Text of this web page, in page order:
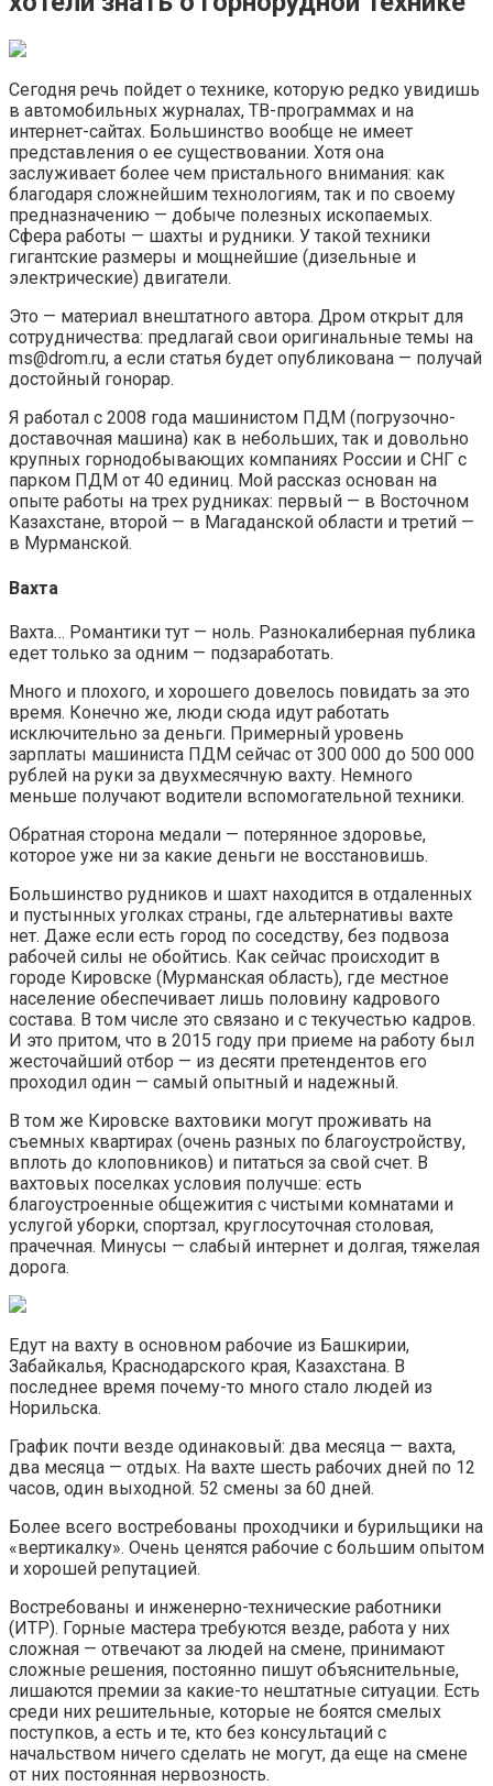
Сегодня речь пойдет о технике, которую редко увидишь
в автомобильных журналах, ТВ-программах и на
интернет-сайтах. Большинство вообще не имеет
представления о ее существовании. Хотя она
заслуживает более чем пристального внимания: как
благодаря сложнейшим технологиям, так и по своему
предназначению — добыче полезных ископаемых.
Сфера работы — шахты и рудники. У такой техники
гигантские размеры и мощнейшие (дизельные и
электрические) двигатели.
Это — материал внештатного автора. Дром открыт для
сотрудничества: предлагай свои оригинальные темы на
ms@drom.ru, а если статья будет опубликована — получай
достойный гонорар.
Я работал с 2008 года машинистом ПДМ (погрузочно-
доставочная машина) как в небольших, так и довольно
крупных горнодобывающих компаниях России и СНГ с
парком ПДМ от 40 единиц. Мой рассказ основан на
опыте работы на трех рудниках: первый — в Восточном
Казахстане, второй — в Магаданской области и третий —
в Мурманской.
Вахта
Вахта… Романтики тут — ноль. Разнокалиберная публика
едет только за одним — подзаработать.
Много и плохого, и хорошего довелось повидать за это
время. Конечно же, люди сюда идут работать
исключительно за деньги. Примерный уровень
зарплаты машиниста ПДМ сейчас от 300 000 до 500 000
рублей на руки за двухмесячную вахту. Немного
меньше получают водители вспомогательной техники.
Обратная сторона медали — потерянное здоровье,
которое уже ни за какие деньги не восстановишь.
Большинство рудников и шахт находится в отдаленных
и пустынных уголках страны, где альтернативы вахте
нет. Даже если есть город по соседству, без подвоза
рабочей силы не обойтись. Как сейчас происходит в
городе Кировске (Мурманская область), где местное
население обеспечивает лишь половину кадрового
состава. В том числе это связано и с текучестью кадров.
И это притом, что в 2015 году при приеме на работу был
жесточайший отбор — из десяти претендентов его
проходил один — самый опытный и надежный.
В том же Кировске вахтовики могут проживать на
съемных квартирах (очень разных по благоустройству,
вплоть до клоповников) и питаться за свой счет. В
вахтовых поселках условия получше: есть
благоустроенные общежития с чистыми комнатами и
услугой уборки, спортзал, круглосуточная столовая,
прачечная. Минусы — слабый интернет и долгая, тяжелая
дорога.
Едут на вахту в основном рабочие из Башкирии,
Забайкалья, Краснодарского края, Казахстана. В
последнее время почему-то много стало людей из
Норильска.
График почти везде одинаковый: два месяца — вахта,
два месяца — отдых. На вахте шесть рабочих дней по 12
часов, один выходной. 52 смены за 60 дней.
Более всего востребованы проходчики и бурильщики на
«вертикалку». Очень ценятся рабочие с большим опытом
и хорошей репутацией.
Востребованы и инженерно-технические работники
(ИТР). Горные мастера требуются везде, работа у них
сложная — отвечают за людей на смене, принимают
сложные решения, постоянно пишут объяснительные,
лишаются премии за какие-то нештатные ситуации. Есть
среди них решительные, которые не боятся смелых
поступков, а есть и те, кто без консультаций с
начальством ничего сделать не могут, да еще на смене
от них постоянная нервозность.